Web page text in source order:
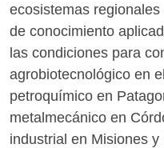
ecosistemas
de conocimiento
las condiciones para
agrobiotecnológico en
petroquímico en
metalmecánico en
industrial en Misiones